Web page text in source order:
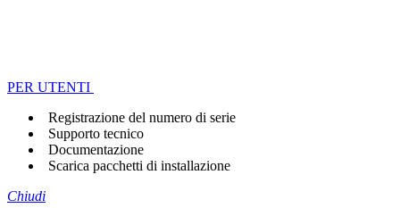
PER UTENTI
Registrazione del numero di serie
Supporto tecnico
Documentazione
Scarica pacchetti di installazione
Chiudi